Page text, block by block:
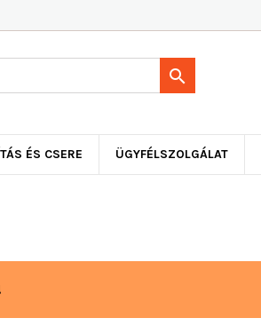

ÉS CSERE ÜGYFÉLSZOLGÁLAT